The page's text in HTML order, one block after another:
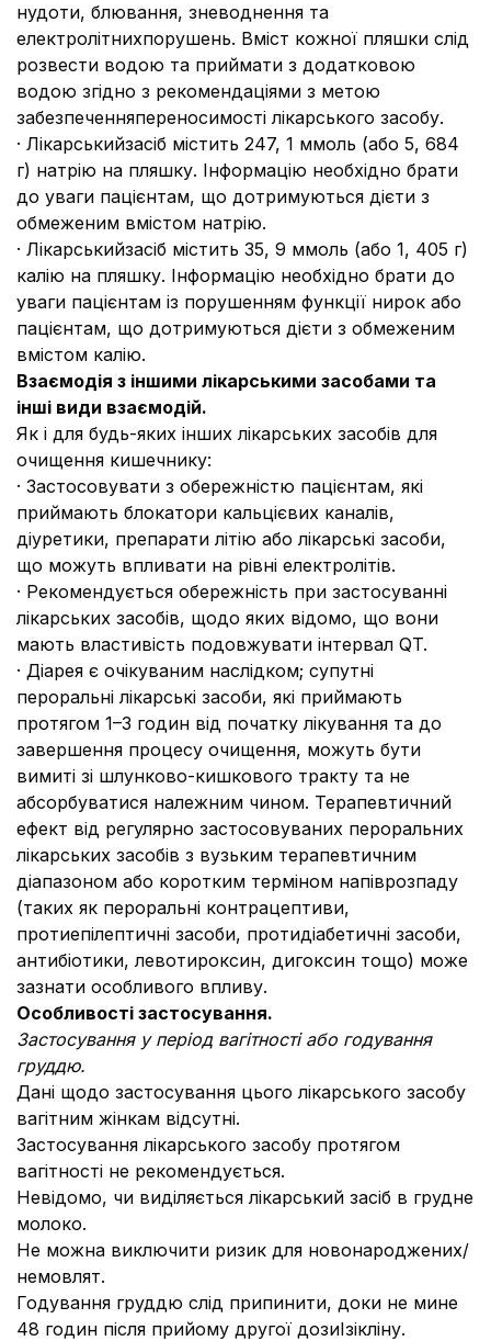
нудоти, блювання, зневоднення та
електролітнихпорушень. Вміст кожної пляшки слід
розвести водою та приймати з додатковою
водою згідно з рекомендаціями з метою
забезпеченняпереносимості лікарського засобу.
· Лікарськийзасіб містить 247, 1 ммоль (або 5, 684
г) натрію на пляшку. Інформацію необхідно брати
до уваги пацієнтам, що дотримуються дієти з
обмеженим вмістом натрію.
· Лікарськийзасіб містить 35, 9 ммоль (або 1, 405 г)
калію на пляшку. Інформацію необхідно брати до
уваги пацієнтам із порушенням функції нирок або
пацієнтам, що дотримуються дієти з обмеженим
вмістом калію.
Взаємодія з іншими лікарськими засобами та
інші види взаємодій.
Як і для будь-яких інших лікарських засобів для
очищення кишечнику:
· Застосовувати з обережністю пацієнтам, які
приймають блокатори кальцієвих каналів,
діуретики, препарати літію або лікарські засоби,
що можуть впливати на рівні електролітів.
· Рекомендується обережність при застосуванні
лікарських засобів, щодо яких відомо, що вони
мають властивість подовжувати інтервал QT.
· Діарея є очікуваним наслідком; супутні
пероральні лікарські засоби, які приймають
протягом 1–3 годин від початку лікування та до
завершення процесу очищення, можуть бути
вимиті зі шлунково-кишкового тракту та не
абсорбуватися належним чином. Терапевтичний
ефект від регулярно застосовуваних пероральних
лікарських засобів з вузьким терапевтичним
діапазоном або коротким терміном напіврозпаду
(таких як пероральні контрацептиви,
протиепілептичні засоби, протидіабетичні засоби,
антибіотики, левотироксин, дигоксин тощо) може
зазнати особливого впливу.
Особливості застосування.
Застосування у період вагітності або годування
груддю.
Дані щодо застосування цього лікарського засобу
вагітним жінкам відсутні.
Застосування лікарського засобу протягом
вагітності не рекомендується.
Невідомо, чи виділяється лікарський засіб в грудне
молоко.
Не можна виключити ризик для новонароджених/
немовлят.
Годування груддю слід припинити, доки не мине
48 годин після прийому другої дозиІзікліну.